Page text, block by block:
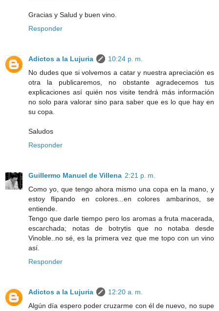
Gracias y Salud y buen vino.
Responder
Adictos a la Lujuria
10:24 p. m.
No dudes que si volvemos a catar y nuestra apreciación es
otra la publicaremos, no obstante agradecemos tus
explicaciones así quién nos visite tendrá más información
no solo para valorar sino para saber que es lo que hay en
su copa.
Saludos
Responder
Guillermo Manuel de Villena 2:21 p. m.
Como yo, que tengo ahora mismo una copa en la mano, y
estoy flipando en colores...en colores ambarinos, se
entiende.
Tengo que darle tiempo pero los aromas a fruta macerada,
escarchada; notas de botrytis que no notaba desde
Vinoble..no sé, es la primera vez que me topo con un vino
así.
Responder
Adictos a la Lujuria
12:20 a. m.
Algún día espero poder cruzarme con él de nuevo, no supe